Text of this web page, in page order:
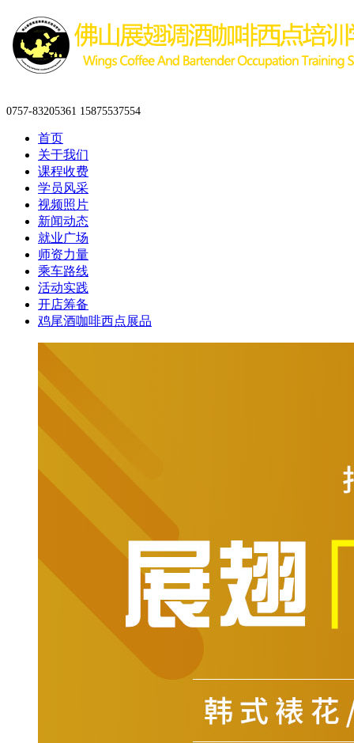
0757-83205361 15875537554
首页
关于我们
课程收费
学员风采
视频照片
新闻动态
就业广场
师资力量
乘车路线
活动实践
开店筹备
鸡尾酒咖啡西点展品